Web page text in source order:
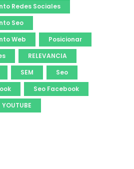
Redes Sociales
Seo
Web
Posicionar
RELEVANCIA
SEM
Seo
Seo Facebook
YOUTUBE